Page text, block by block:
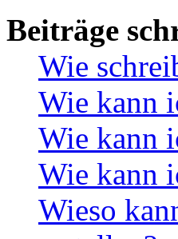
Beiträge
Wie
Wie kann
Wie kann
Wie kann
Wieso